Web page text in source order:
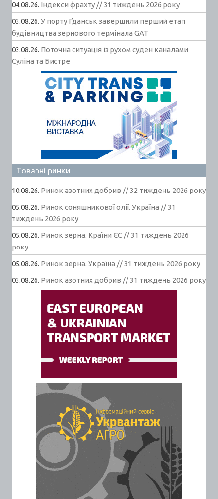
04.08.26. Індекси фрахту // 31 тиждень 2026 року
03.08.26. У порту Ґданськ завершили перший етап
будівництва зернового термінала GAT
03.08.26. Поточна ситуація із рухом суден каналами
Суліна та Бистре
Товарні ринки
10.08.26. Ринок азотних добрив // 32 тиждень 2026 року
05.08.26. Ринок соняшникової олії. Україна // 31
тиждень 2026 року
05.08.26. Ринок зерна. Країни ЄС // 31 тиждень 2026
року
05.08.26. Ринок зерна. Україна // 31 тиждень 2026 року
03.08.26. Ринок азотних добрив // 31 тиждень 2026 року